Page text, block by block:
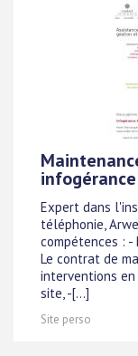
Expert dans
téléphonie,
compétences : -
Le contrat de
interventions
site, -[...]
Site perso